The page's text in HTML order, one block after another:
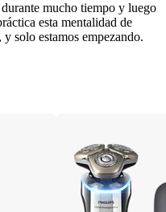
mucho tiempo y luego
esta mentalidad de
solo estamos empezando.